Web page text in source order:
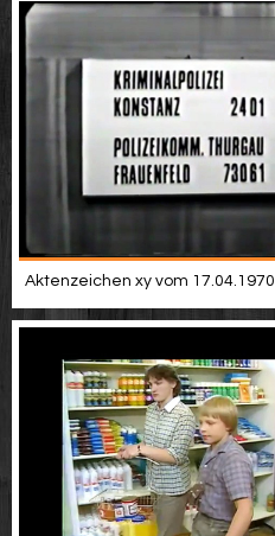
Aktenzeichen xy vom 17.04.1970